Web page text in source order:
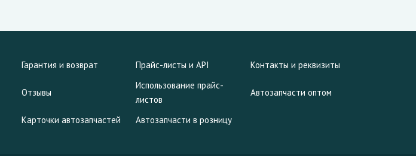
Гарантия и возврат Прайс-листы и API Контакты и реквизиты
Отзывы
Использование прайс-
листов
Автозапчасти оптом
Карточки автозапчастей Автозапчасти в розницу